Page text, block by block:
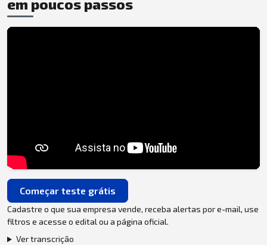
em poucos passos
Começar teste grátis
Cadastre o que sua empresa vende, receba alertas por e-mail, use
filtros e acesse o edital ou a página oficial.
Ver transcrição